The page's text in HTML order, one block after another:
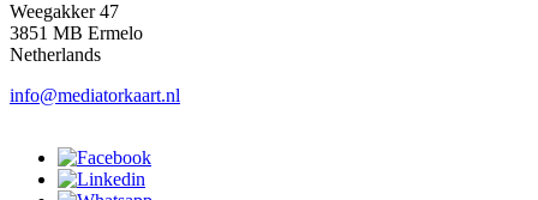
Weegakker 47
3851 MB Ermelo
Netherlands
info@mediatorkaart.nl